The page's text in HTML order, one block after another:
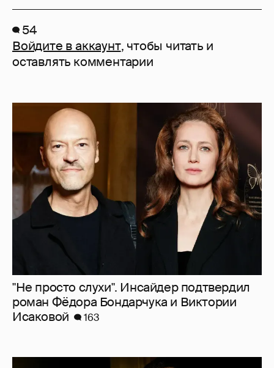
54
Войдите в аккаунт, чтобы читать и
оставлять комментарии
"Не просто слухи". Инсайдер подтвердил
роман Фёдора Бондарчука и Виктории
Исаковой
163